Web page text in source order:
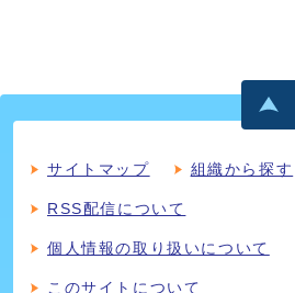
サイトマップ 組織から探す
RSS配信について
個人情報の取り扱いについて
このサイトについて